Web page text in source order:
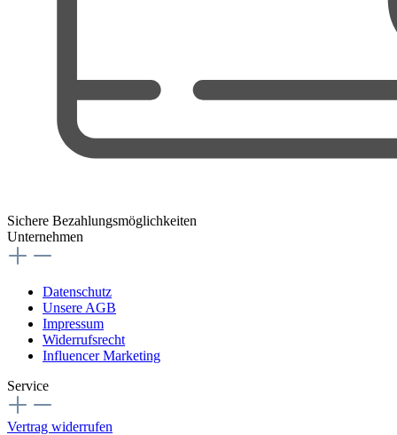
Sichere Bezahlungsmöglichkeiten
Unternehmen
Datenschutz
Unsere AGB
Impressum
Widerrufsrecht
Influencer Marketing
Service
Vertrag widerrufen